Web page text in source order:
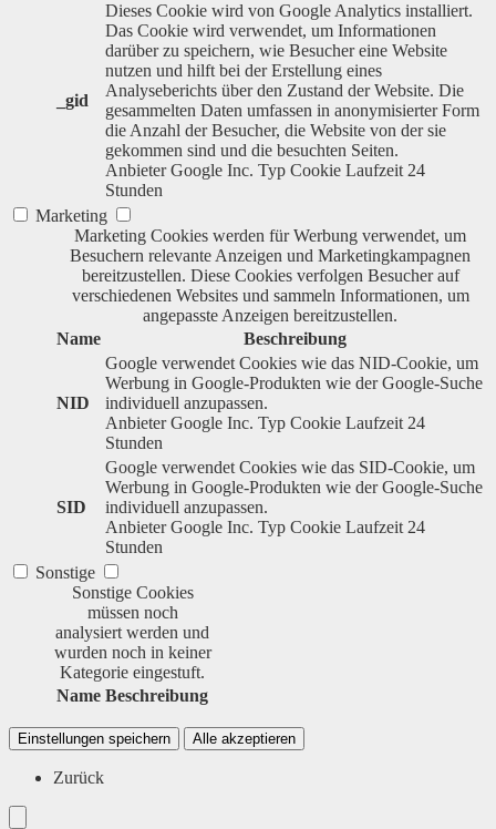
_gid
Dieses Cookie wird von Google Analytics installiert.
Das Cookie wird verwendet, um Informationen
darüber zu speichern, wie Besucher eine Website
nutzen und hilft bei der Erstellung eines
Analyseberichts über den Zustand der Website. Die
gesammelten Daten umfassen in anonymisierter Form
die Anzahl der Besucher, die Website von der sie
gekommen sind und die besuchten Seiten.
Anbieter Google Inc. Typ Cookie Laufzeit 24
Stunden
Marketing
Marketing Cookies werden für Werbung verwendet, um
Besuchern relevante Anzeigen und Marketingkampagnen
bereitzustellen. Diese Cookies verfolgen Besucher auf
verschiedenen Websites und sammeln Informationen, um
angepasste Anzeigen bereitzustellen.
Name
Beschreibung
NID
Google verwendet Cookies wie das NID-Cookie, um
Werbung in Google-Produkten wie der Google-Suche
individuell anzupassen.
Anbieter Google Inc. Typ Cookie Laufzeit 24
Stunden
SID
Google verwendet Cookies wie das SID-Cookie, um
Werbung in Google-Produkten wie der Google-Suche
individuell anzupassen.
Anbieter Google Inc. Typ Cookie Laufzeit 24
Stunden
Sonstige
Sonstige Cookies
müssen noch
analysiert werden und
wurden noch in keiner
Kategorie eingestuft.
Name Beschreibung
Einstellungen speichern Alle akzeptieren
Zurück